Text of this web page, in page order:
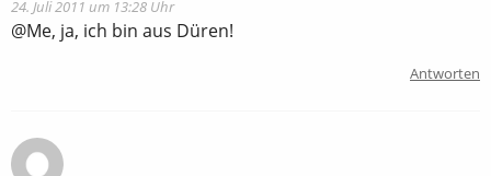
24. Juli 2011 um 13:28 Uhr
@Me, ja, ich bin aus Düren!
Antworten